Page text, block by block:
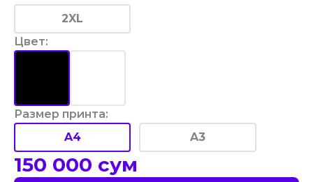
2XL
Цвет:
Размер принта:
A4
A3
150 000 сум